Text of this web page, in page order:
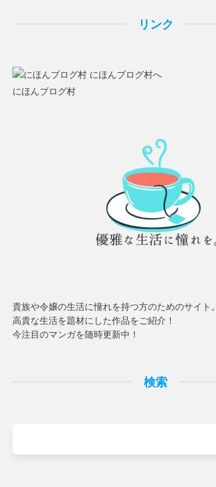
リンク
にほんブログ村
貴族や令嬢の生活に憧れを持つ方のためのサイト。
高貴な生活を題材にした作品をご紹介！
今注目のマンガを随時更新中！
検索